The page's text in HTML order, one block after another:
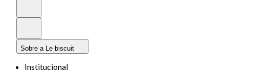
Sobre a Le biscuit
Institucional